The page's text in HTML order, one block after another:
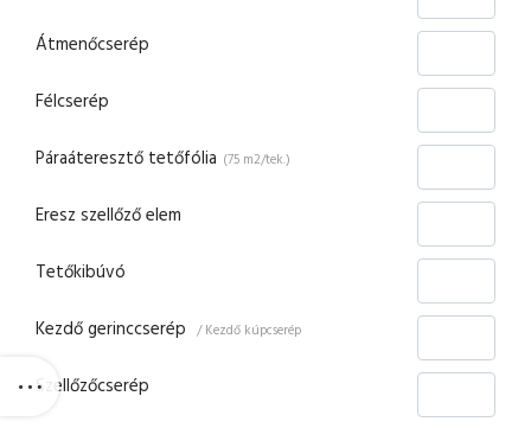
Átmenőcserép
Félcserép
Páraáteresztő tetőfólia (75 m2/tek.)
Eresz szellőző elem
Tetőkibúvó
Kezdő gerinccserép / Kezdő kúpcserép
Szellőzőcserép